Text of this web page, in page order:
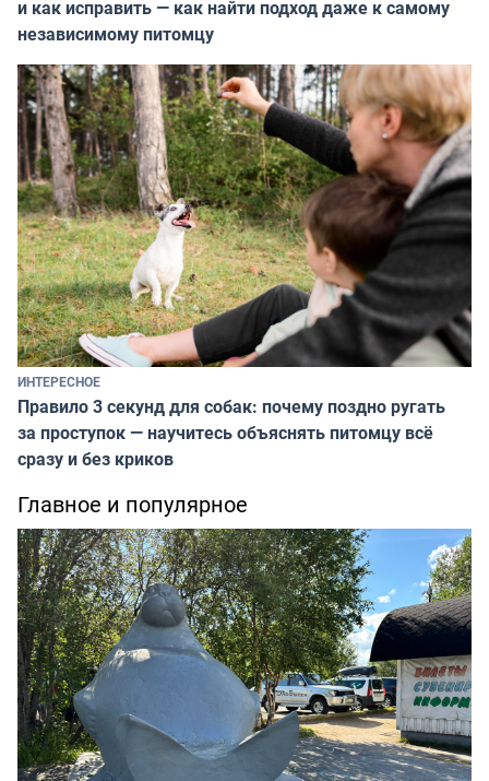
и как исправить — как найти подход даже к самому
независимому питомцу
ИНТЕРЕСНОЕ
Правило 3 секунд для собак: почему поздно ругать
за проступок — научитесь объяснять питомцу всё
сразу и без криков
Главное и популярное